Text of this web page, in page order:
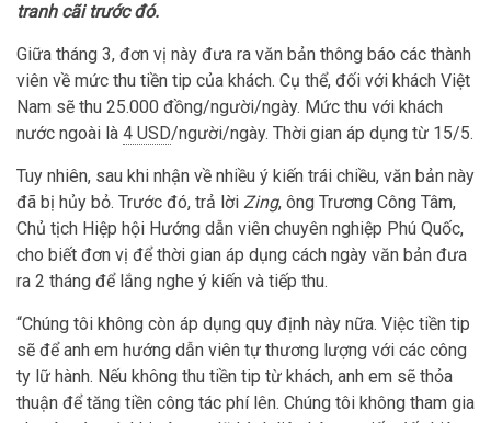
tranh cãi trước đó.
Giữa tháng 3, đơn vị này đưa ra văn bản thông báo các thành
viên về mức thu tiền tip của khách. Cụ thể, đối với khách Việt
Nam sẽ thu 25.000 đồng/người/ngày. Mức thu với khách
nước ngoài là 4 USD/người/ngày. Thời gian áp dụng từ 15/5.
Tuy nhiên, sau khi nhận về nhiều ý kiến trái chiều, văn bản này
đã bị hủy bỏ. Trước đó, trả lời Zing, ông Trương Công Tâm,
Chủ tịch Hiệp hội Hướng dẫn viên chuyên nghiệp Phú Quốc,
cho biết đơn vị để thời gian áp dụng cách ngày văn bản đưa
ra 2 tháng để lắng nghe ý kiến và tiếp thu.
“Chúng tôi không còn áp dụng quy định này nữa. Việc tiền tip
sẽ để anh em hướng dẫn viên tự thương lượng với các công
ty lữ hành. Nếu không thu tiền tip từ khách, anh em sẽ thỏa
thuận để tăng tiền công tác phí lên. Chúng tôi không tham gia